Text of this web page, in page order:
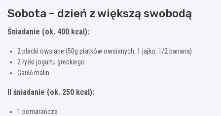
Sobota – dzień z większą swobodą
Śniadanie (ok. 400 kcal):
2 placki owsiane (50g płatków owsianych, 1 jajko, 1/2 banana)
2 łyżki jogurtu greckiego
Garść malin
II śniadanie (ok. 250 kcal):
1 pomarańcza